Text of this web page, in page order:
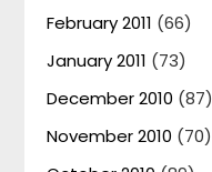
February 2011 (66)
January 2011 (73)
December 2010 (87)
November 2010 (70)